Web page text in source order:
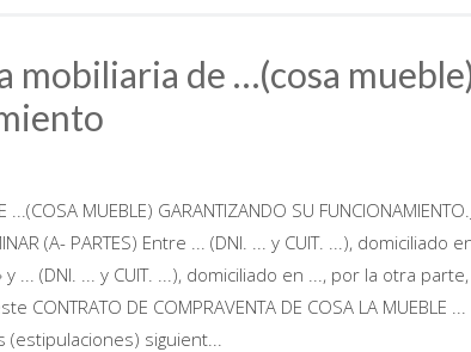
mobiliaria de …(cosa
MUEBLE) GARANTIZANDO SU FUNCIONAMIENTO.__
(A- PARTES) Entre ... (DNI. ... y CUIT. ...), domiciliado
... (DNI. ... y CUIT. ...), domiciliado en ..., por la otra
DE COMPRAVENTA DE COSA LA MUEBLE ...
(estipulaciones) siguient...